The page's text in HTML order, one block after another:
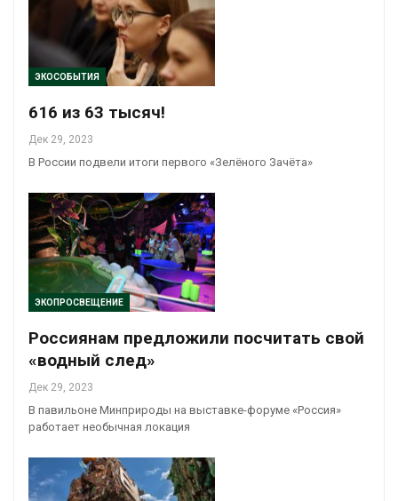
ЭКОСОБЫТИЯ
616 из 63 тысяч!
Дек 29, 2023
В России подвели итоги первого «Зелёного Зачёта»
ЭКОПРОСВЕЩЕНИЕ
Россиянам предложили посчитать свой
«водный след»
Дек 29, 2023
В павильоне Минприроды на выставке-форуме «Россия»
работает необычная локация